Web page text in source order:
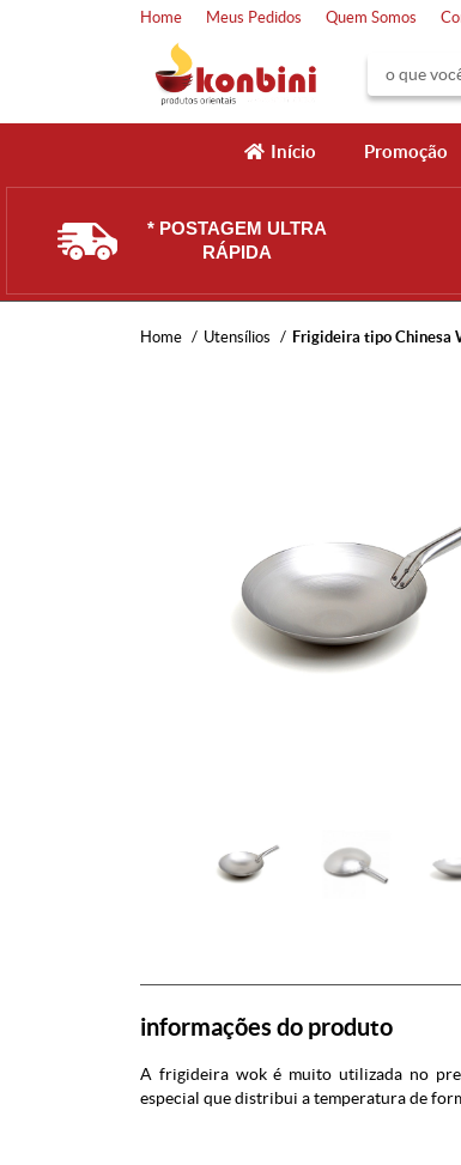
Home Meus Pedidos Quem Somos
Início Promoção
* POSTAGEM ULTRA
RÁPIDA
Home Utensílios Frigideira tipo Chinesa
informações do produto
A frigideira wok é muito utilizada no
especial que distribui a temperatura de